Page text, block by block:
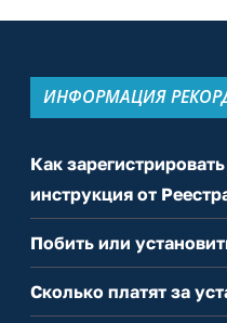
ИНФОРМАЦИЯ
Как
инструкция от
Побить или
Сколько платят за